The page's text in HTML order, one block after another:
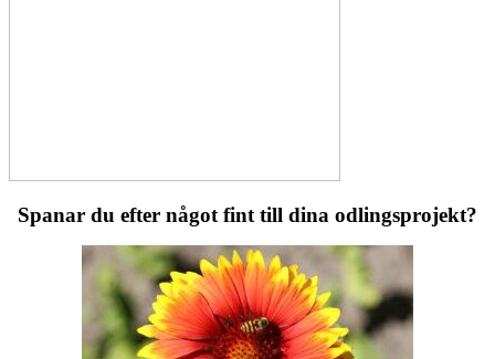
Spanar du efter något fint till dina odlingsprojekt?